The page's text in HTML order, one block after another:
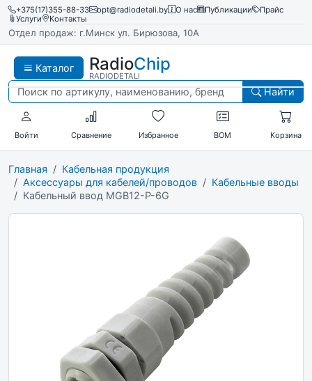
+375(17)355-88-33 opt@radiodetali.by О нас Публикации
Прайс
Услуги
Контакты
Отдел продаж: г.Минск ул. Бирюзова, 10А
Каталог RadioChip
RADIODETALI
Найти
Войти Сравнение Избранное BOM Корзина
Главная
Кабельная продукция
Аксессуары для кабелей/проводов
Кабельные вводы
Кабельный ввод MGB12-P-6G